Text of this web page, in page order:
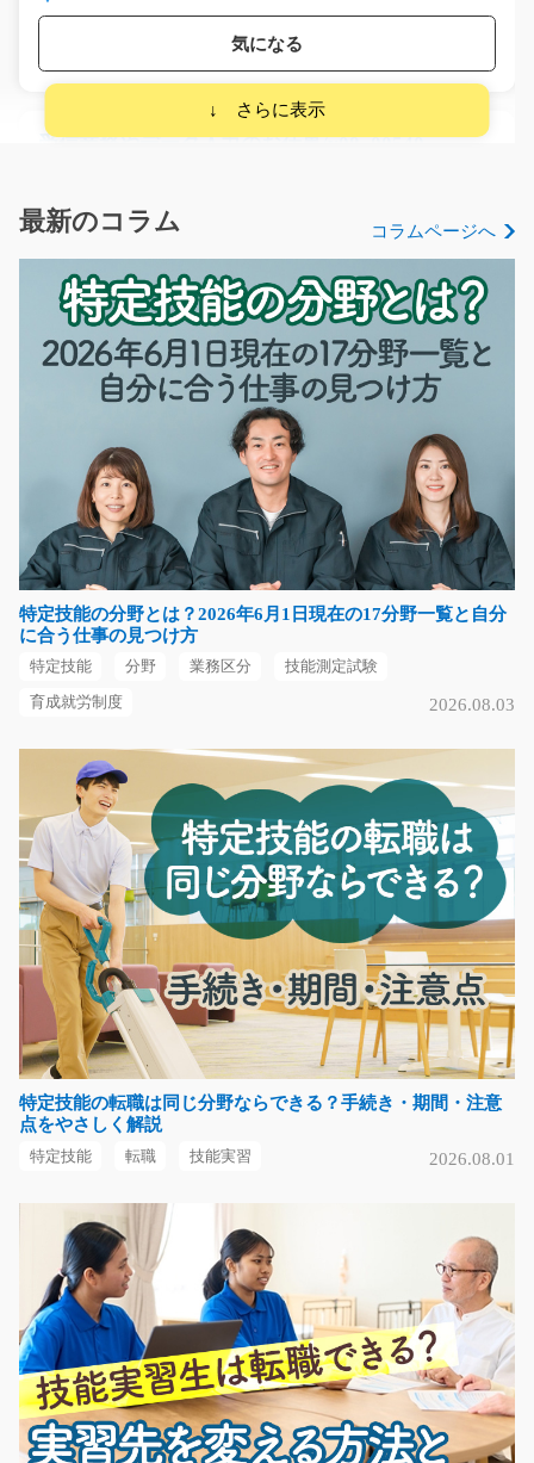
気になる
受信業務やデータ入力のお仕事/y08_00540
てもらうカスタマー…
時給1100円～
福岡県飯塚市
気になる
ピッキング・検査 部品のピッキングと配膳/y11_
00539
【伊那市☆時給1250円】 【時間☆8：45～17：30】 部品
を数えて作業者さんの…
長期（3ヶ月以上）
時給1250円
長野県伊那市
プラスチック成形機械のオペレーター/y11_00211
★交替制で稼げる★未経験の方も歓迎★慣れるまでは日
勤のみでしっかり研修★…
長期（3ヶ月以上）
時給1150円～時給1438円
長野県上伊那郡飯島町
気になる
配管製品の出荷検査/i02_01558
急募
す。 完成品の外観や…
短期（3ヶ月以内）
時給1,300円
大阪府茨木市
気になる
リーチリフト作業員/g04_02578
最新のコラム コラムページへ
特定技能の分野とは？2026年6月1日現在の17分野一覧と自分
に合う仕事の見つけ方
特定技能 分野 業務区分 技能測定試験
育成就労制度 2026.08.03
特定技能の転職は同じ分野ならできる？手続き・期間・注意
点をやさしく解説
特定技能 転職 技能実習 2026.08.01